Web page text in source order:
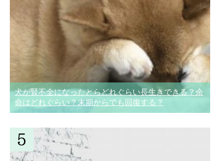
犬が腎不全になったとらどれぐらい長生きできる？余
命はどれぐらい？末期からでも回復する？